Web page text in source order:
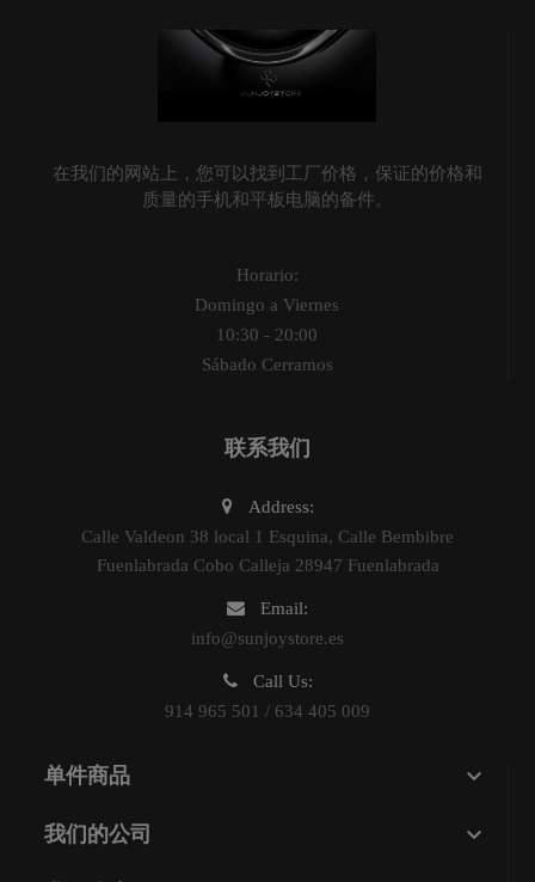
在我们的网站上，您可以找到工厂价格，保证的价格和
质量的手机和平板电脑的备件。
Horario:
Domingo a Viernes
10:30 - 20:00
Sábado Cerramos
联系我们
Address:
Calle Valdeon 38 local 1 Esquina, Calle Bembibre
Fuenlabrada Cobo Calleja 28947 Fuenlabrada
Email:
info@sunjoystore.es
Call Us:
914 965 501 / 634 405 009
单件商品 
我们的公司 